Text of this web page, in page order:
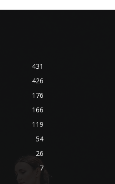
431
426
176
166
119
54
26
7